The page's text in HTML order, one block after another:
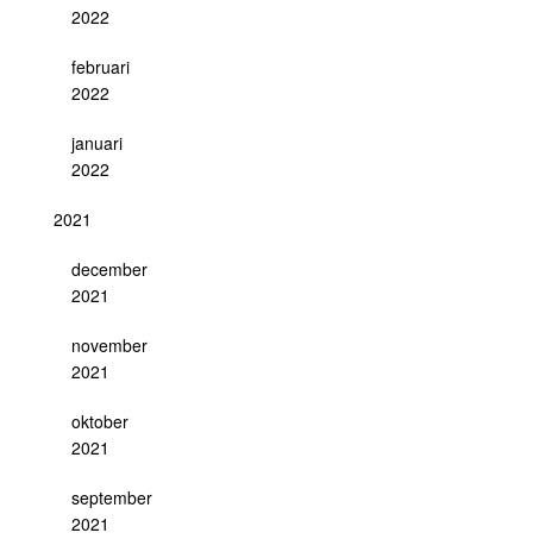
2022
februari
2022
januari
2022
2021
december
2021
november
2021
oktober
2021
september
2021